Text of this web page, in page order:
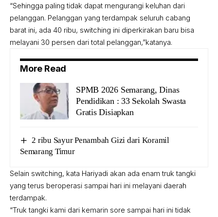
“Sehingga paling tidak dapat mengurangi keluhan dari
pelanggan. Pelanggan yang terdampak seluruh cabang
barat ini, ada 40 ribu, switching ini diperkirakan baru bisa
melayani 30 persen dari total pelanggan,”katanya.
More Read
SPMB 2026 Semarang, Dinas
Pendidikan : 33 Sekolah Swasta
Gratis Disiapkan
2 ribu Sayur Penambah Gizi dari Koramil
Semarang Timur
Selain switching, kata Hariyadi akan ada enam truk tangki
yang terus beroperasi sampai hari ini melayani daerah
terdampak.
“Truk tangki kami dari kemarin sore sampai hari ini tidak